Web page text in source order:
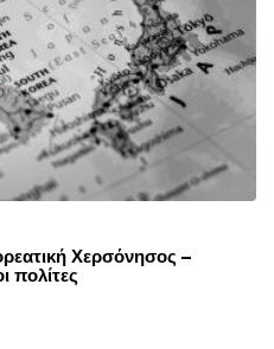
Χερσόνησος –
πολίτες